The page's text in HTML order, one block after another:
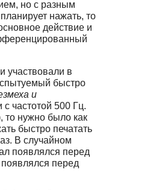
но с разным
нажать, то
действие и
участвовали в
быстро
и
частотой 500 Гц.
то нужно было как
быстро печатать
В случайном
появлялся перед
перед